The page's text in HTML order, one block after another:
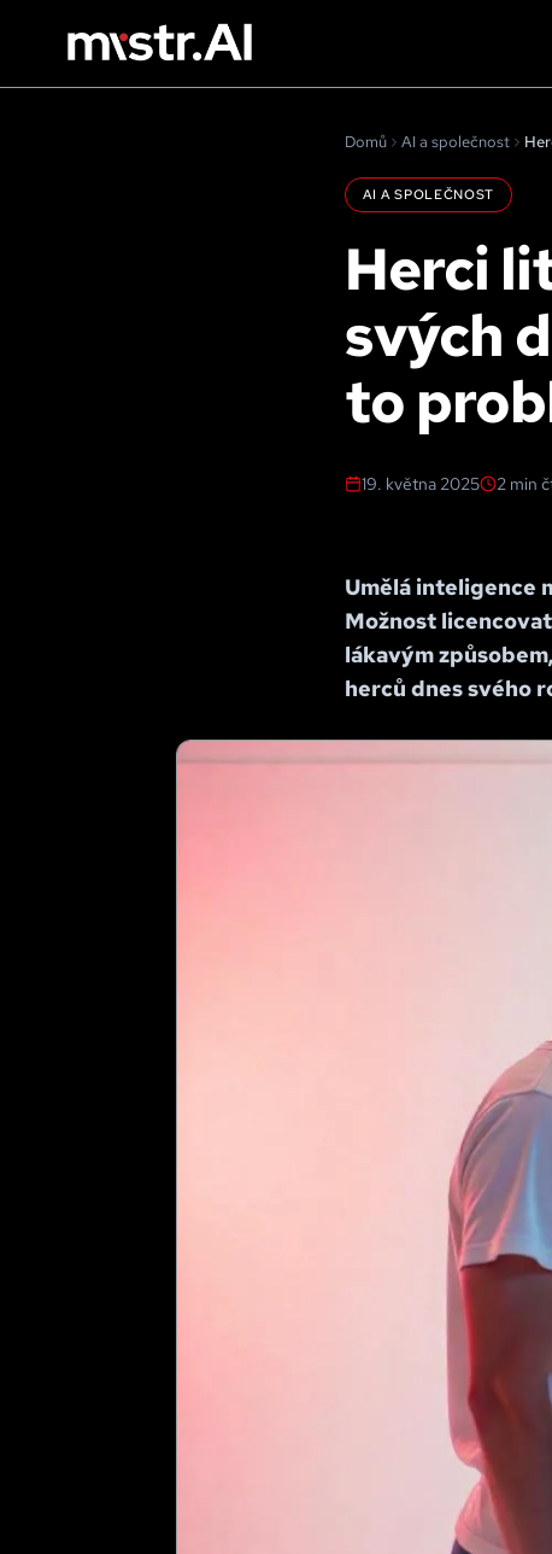
Domů AI a společnost
AI A SPOLEČNOST
Herci
svých
to
19. května 2025 2 min
Umělá inteligence
Možnost
lákavým
herců dnes svého